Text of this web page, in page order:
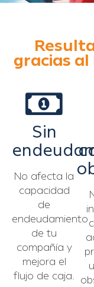
gracias
Sin
No afecta la
capacidad
de
endeudamiento
de tu
compañía y
mejora el
flujo de caja.